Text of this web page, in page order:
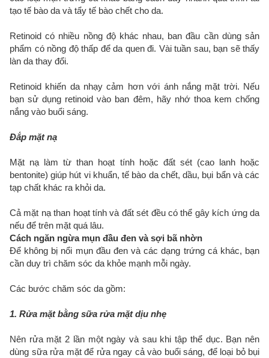
tạo tế bào da và tẩy tế bào chết cho da.
Retinoid có nhiều nồng độ khác nhau, ban đầu cần dùng sản
phẩm có nồng độ thấp để da quen đi. Vài tuần sau, bạn sẽ thấy
làn da thay đổi.
Retinoid khiến da nhạy cảm hơn với ánh nắng mặt trời. Nếu
bạn sử dụng retinoid vào ban đêm, hãy nhớ thoa kem chống
nắng vào buổi sáng.
Đắp mặt nạ
Mặt nạ làm từ than hoạt tính hoặc đất sét (cao lanh hoặc
bentonite) giúp hút vi khuẩn, tế bào da chết, dầu, bụi bẩn và các
tạp chất khác ra khỏi da.
Cả mặt nạ than hoạt tính và đất sét đều có thể gây kích ứng da
nếu để trên mặt quá lâu.
Cách ngăn ngừa mụn đầu đen và sợi bã nhờn
Để không bị nổi mụn đầu đen và các dạng trứng cá khác, bạn
cần duy trì chăm sóc da khỏe mạnh mỗi ngày.
Các bước chăm sóc da gồm:
1. Rửa mặt bằng sữa rửa mặt dịu nhẹ
Nên rửa mặt 2 lần một ngày và sau khi tập thể dục. Bạn nên
dùng sữa rửa mặt để rửa ngay cả vào buổi sáng, để loại bỏ bụi